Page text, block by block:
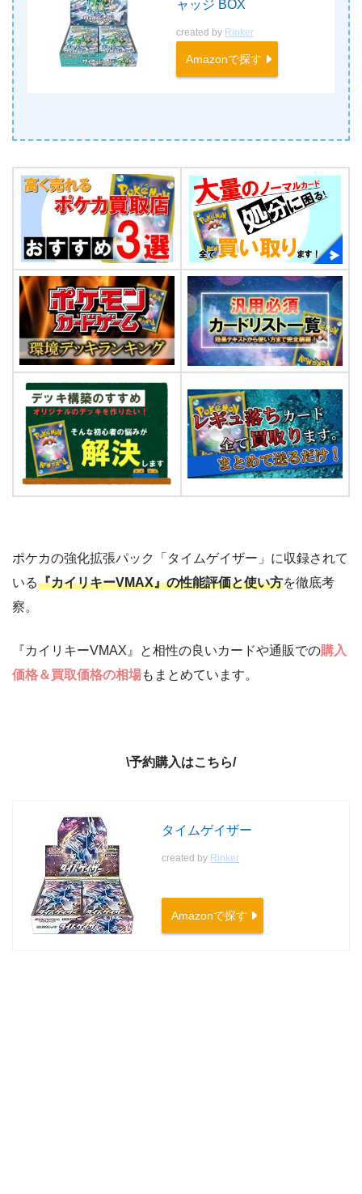
ャッジ BOX
created by Rinker
Amazonで探す
ポケカの強化拡張パック「タイムゲイザー」に収録されて
いる『カイリキーVMAX』の性能評価と使い方を徹底考
察。
『カイリキーVMAX』と相性の良いカードや通販での購入
価格＆買取価格の相場もまとめています。
\予約購入はこちら/
タイムゲイザー
created by Rinker
Amazonで探す